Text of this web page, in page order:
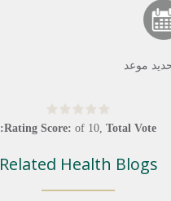
موعد
Rating Score: of 10 Total Vote:
Related Health Blogs